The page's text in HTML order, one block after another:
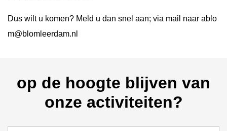
Dus wilt u komen? Meld u dan snel aan; via mail naar ablo
m@blomleerdam.nl
op de hoogte blijven van
onze activiteiten?